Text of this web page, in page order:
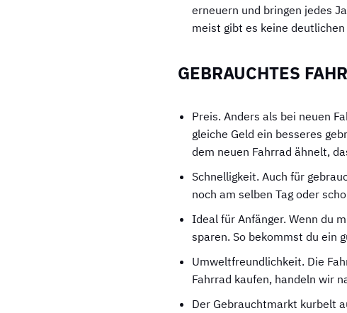
erneuern und bringen jedes
meist gibt es keine
GEBRAUCHTES
Preis. Anders als bei neuen
gleiche Geld ein besseres
dem neuen Fahrrad ähnelt,
Schnelligkeit. Auch für
noch am selben Tag oder
Ideal für Anfänger. Wenn du
sparen. So bekommst du ein
Umweltfreundlichkeit. Die
Fahrrad kaufen, handeln wir
Der Gebrauchtmarkt kurbelt